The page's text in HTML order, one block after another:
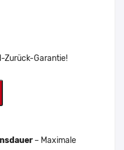
Zurück-Garantie!
– Maximale